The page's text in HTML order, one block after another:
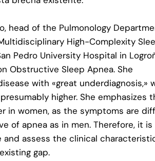
head of the Pulmonology
High-Complexity
Pedro University Hospital in
Obstructive Sleep Apnea. She
with «great underdiagnosis,»
higher. She emphasizes
in women, as the symptoms are
of apnea as in men. Therefore, it is
assess the clinical
gap.